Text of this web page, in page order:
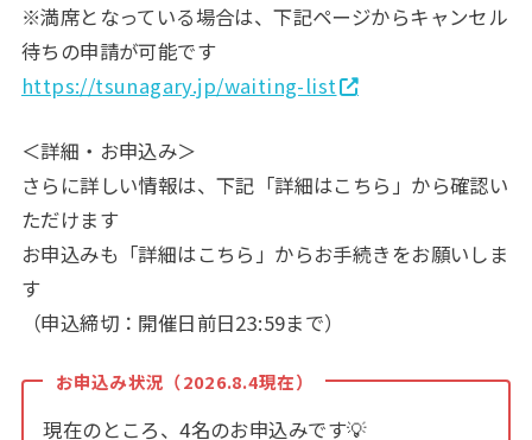
※満席となっている場合は、下記ページからキャンセル
待ちの申請が可能です
https://tsunagary.jp/waiting-list
＜詳細・お申込み＞
さらに詳しい情報は、下記「詳細はこちら」から確認い
ただけます
お申込みも「詳細はこちら」からお手続きをお願いしま
す
（申込締切：開催日前日23:59まで）
お申込み状況（2026.8.4現在）
現在のところ、4名のお申込みです💡